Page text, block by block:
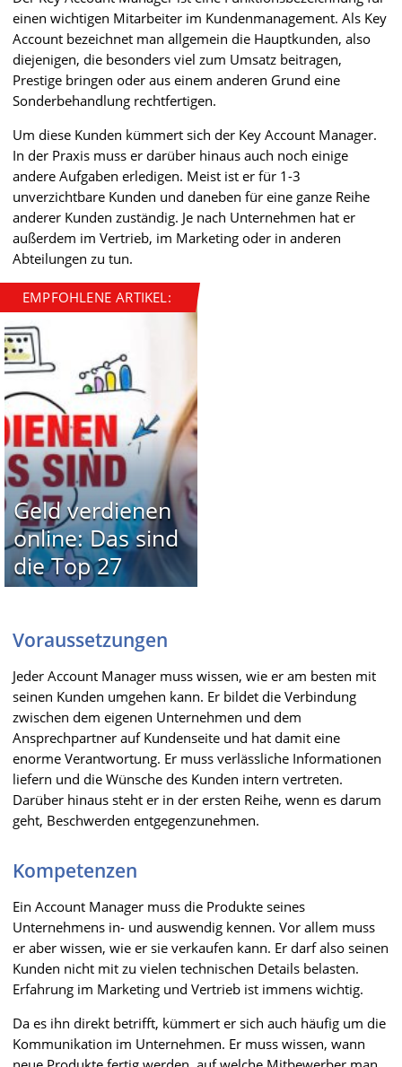
einen wichtigen Mitarbeiter im Kundenmanagement. Als Key
Account bezeichnet man allgemein die Hauptkunden, also
diejenigen, die besonders viel zum Umsatz beitragen,
Prestige bringen oder aus einem anderen Grund eine
Sonderbehandlung rechtfertigen.
Um diese Kunden kümmert sich der Key Account Manager.
In der Praxis muss er darüber hinaus auch noch einige
andere Aufgaben erledigen. Meist ist er für 1-3
unverzichtbare Kunden und daneben für eine ganze Reihe
anderer Kunden zuständig. Je nach Unternehmen hat er
außerdem im Vertrieb, im Marketing oder in anderen
Abteilungen zu tun.
EMPFOHLENE ARTIKEL:
Geld verdienen
online: Das sind
die Top 27
Voraussetzungen
Jeder Account Manager muss wissen, wie er am besten mit
seinen Kunden umgehen kann. Er bildet die Verbindung
zwischen dem eigenen Unternehmen und dem
Ansprechpartner auf Kundenseite und hat damit eine
enorme Verantwortung. Er muss verlässliche Informationen
liefern und die Wünsche des Kunden intern vertreten.
Darüber hinaus steht er in der ersten Reihe, wenn es darum
geht, Beschwerden entgegenzunehmen.
Kompetenzen
Ein Account Manager muss die Produkte seines
Unternehmens in- und auswendig kennen. Vor allem muss
er aber wissen, wie er sie verkaufen kann. Er darf also seinen
Kunden nicht mit zu vielen technischen Details belasten.
Erfahrung im Marketing und Vertrieb ist immens wichtig.
Da es ihn direkt betrifft, kümmert er sich auch häufig um die
Kommunikation im Unternehmen. Er muss wissen, wann